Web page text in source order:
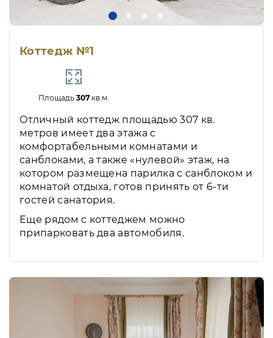
Коттедж №1
Площадь 307кв.м.
Отличный коттедж площадью 307 кв.
метров имеет два этажа с
комфортабельными комнатами и
санблоками, а также «нулевой» этаж, на
котором размещена парилка с санблоком и
комнатой отдыха, готов принять от 6-ти
гостей санатория.
Еще рядом с коттеджем можно
припарковать два автомобиля.